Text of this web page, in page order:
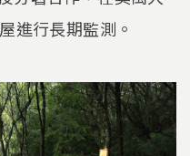
進行長期監測。